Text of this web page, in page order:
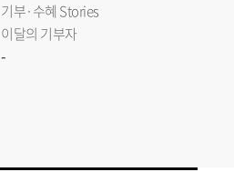
기부·수혜 Stories
이달의 기부자
-